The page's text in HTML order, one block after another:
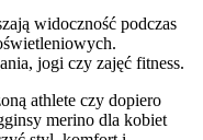
widoczność podczas
jogi czy zajęć fitness.
athlete czy dopiero
merino dla kobiet